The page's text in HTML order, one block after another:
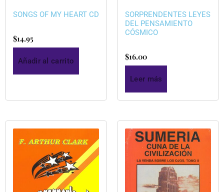
SONGS OF MY HEART CD
$14.95
Añadir al carrito
SORPRENDENTES LEYES
DEL PENSAMIENTO
CÓSMICO
$16.00
Leer más